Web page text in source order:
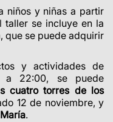
niños y niñas a partir
taller se incluye en la
que se puede adquirir
y actividades de
a 22:00, se puede
cuatro torres de los
12 de noviembre, y
.